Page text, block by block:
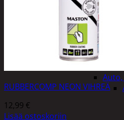
RUBBERCOMP NEON VIHREÄ
12,99 €
Lisää ostoskoriin